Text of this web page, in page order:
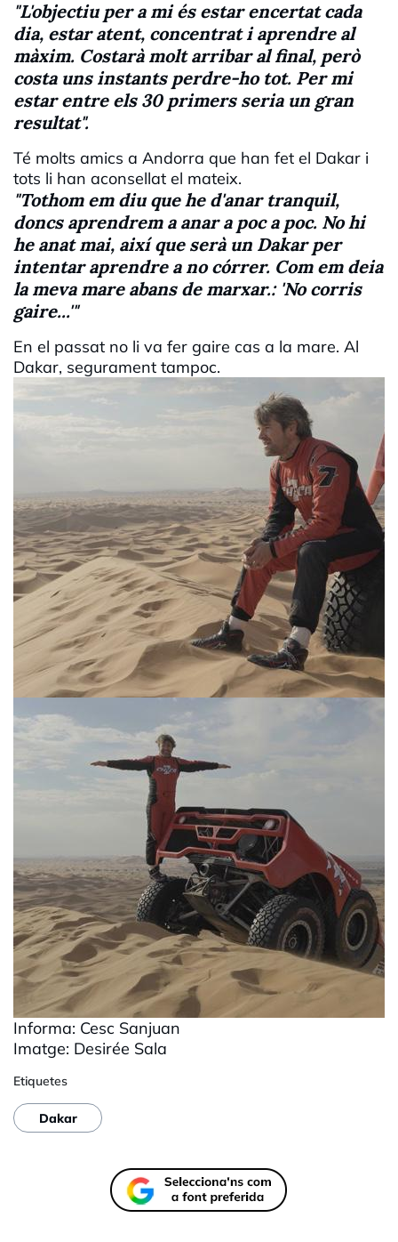
"L'objectiu per a mi és estar encertat cada
dia, estar atent, concentrat i aprendre al
màxim. Costarà molt arribar al final, però
costa uns instants perdre-ho tot. Per mi
estar entre els 30 primers seria un gran
resultat".
Té molts amics a Andorra que han fet el Dakar i
tots li han aconsellat el mateix.
"Tothom em diu que he d'anar tranquil,
doncs aprendrem a anar a poc a poc. No hi
he anat mai, així que serà un Dakar per
intentar aprendre a no córrer. Com em deia
la meva mare abans de marxar.: 'No corris
gaire...'"
En el passat no li va fer gaire cas a la mare. Al
Dakar, segurament tampoc.
Informa: Cesc Sanjuan
Imatge: Desirée Sala
Etiquetes
Dakar